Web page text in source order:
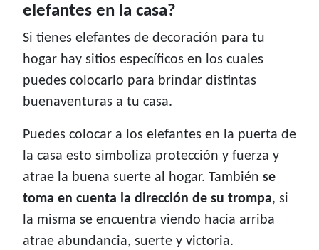
elefantes en la casa?
Si tienes elefantes de decoración para tu
hogar hay sitios específicos en los cuales
puedes colocarlo para brindar distintas
buenaventuras a tu casa.
Puedes colocar a los elefantes en la puerta de
la casa esto simboliza protección y fuerza y
atrae la buena suerte al hogar. También se
toma en cuenta la dirección de su trompa, si
la misma se encuentra viendo hacia arriba
atrae abundancia, suerte y victoria.